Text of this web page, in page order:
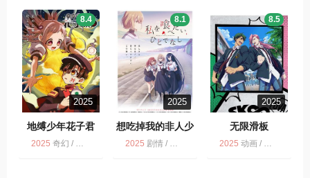
2025
地缚少年花子君
8.4
2025 奇幻 / 打包 / 动画
2025
想吃掉我的非人少
女
8.1
2025 剧情 / 想吃掉我的非人少女 / 多版 / 动画 / 同性
2025
无限滑板
8.5
2025 动画 / 运动 / 多版